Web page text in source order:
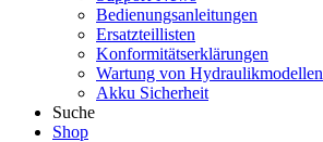
Bedienungsanleitungen
Ersatzteillisten
Konformitätserklärungen
Wartung von Hydraulikmodellen
Akku Sicherheit
Suche
Shop